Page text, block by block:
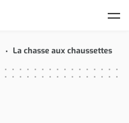
La chasse aux chaussettes